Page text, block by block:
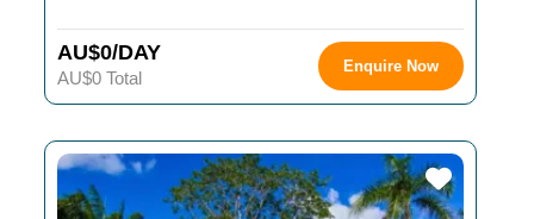
AU$0/DAY
AU$0 Total
Enquire Now